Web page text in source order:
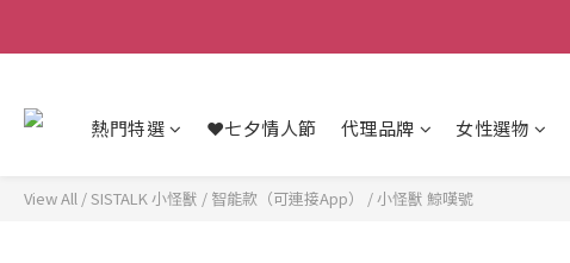
熱門特選 ❤️七夕情人節 代理品牌 女性選物
View All /SISTALK 小怪獸 / 智能款（可連接App） /小怪獸 鯨嘆號